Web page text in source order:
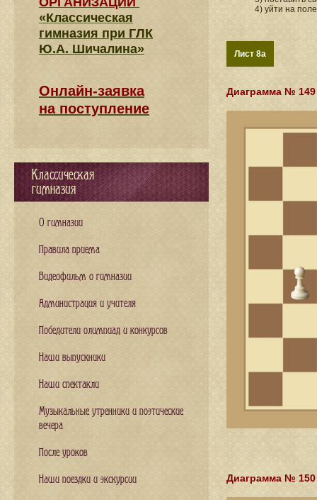
4) уйти на
Лист 8a
Диаграмма № 149
Диаграмма № 150
«Классическая
гимназия при ГЛК
Ю.А. Шичалина»
Онлайн-заявка
на поступление
Классическая
гимназия
О гимназии
Правила приема
Видеофильм о гимназии
Администрация и учителя
Победители олимпиад и конкурсов
Наши выпускники
Наши спектакли
Музыкальные утренники и поэтические
вечера
После уроков
Наши поездки и экскурсии